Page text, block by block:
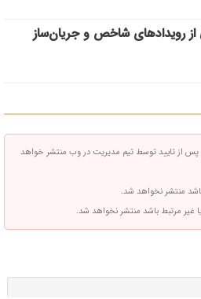
رویدادهای شاخص و جریان‌ساز
از تایید توسط تیم مدیریت در وب منتشر خواهد
منتشر نخواهد شد.
غیر مرتبط باشد منتشر نخواهد شد.